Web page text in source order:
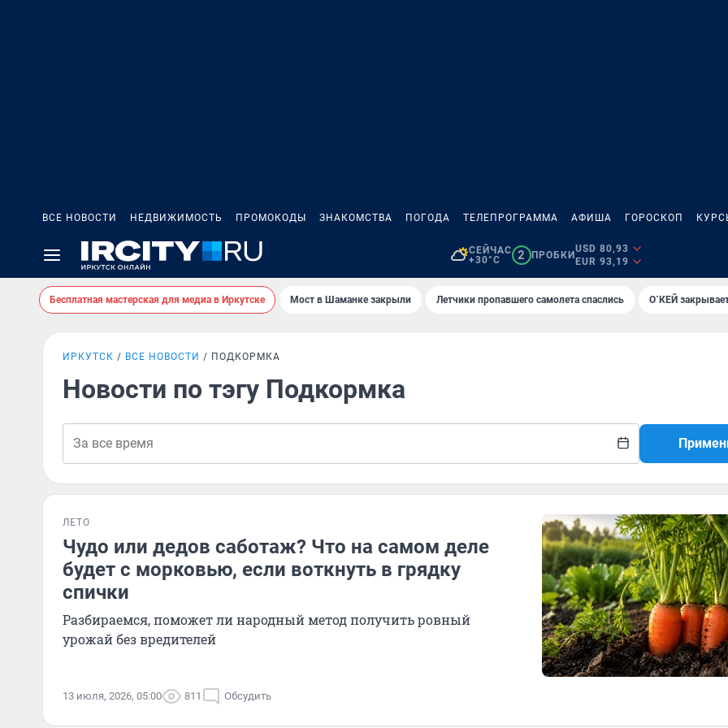
ВСЕ НОВОСТИ НЕДВИЖИМОСТЬ ПРОМОКОДЫ ЗНАКОМСТВА ПОГОДА ТЕЛЕПРОГРАММА АФИША ГОРОСКОП
СЕЙЧАС
+30°C
2 ПРОБКИ
USD 80,93
EUR 93,19
Бесплатная мастерская для медиа в Иркутске Мост в Шаманке закрыли Летчики пропавшего самолета спаслись О`КЕЙ
ИРКУТСК ВСЕ НОВОСТИ ПОДКОРМКА
Новости по тэгу Подкормка
ЛЕТО
Чудо или дедов саботаж? Что на самом деле
будет с морковью, если воткнуть в грядку
спички
Разбираемся, поможет ли народный метод получить ровный
урожай без вредителей
13 июля, 2026, 05:00 811 Обсудить